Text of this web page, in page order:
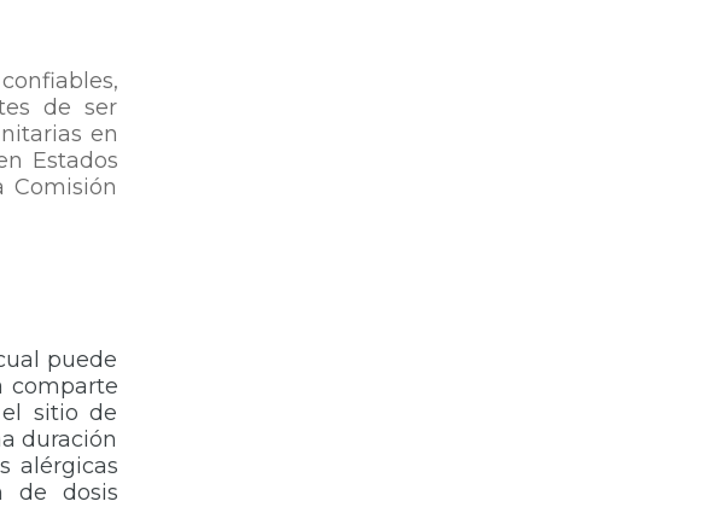
de ser
en
Estados
Comisión
puede
comparte
sitio de
duración
alérgicas
de dosis